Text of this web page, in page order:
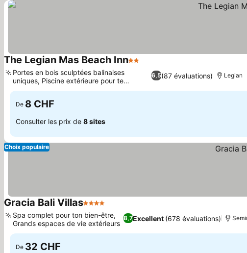
The Legian Mas Beach Inn2 Étoiles
6,5(87 évaluations)
Portes en bois sculptées balinaises
uniques, Piscine extérieure pour te
détendre
Legian
De 8 CHF
Consulter les prix de 8 sites
Choix populaire
Gracia Bali Villas4 Étoiles
8,7Excellent (678 évaluations)
Spa complet pour ton bien-être,
Grands espaces de vie extérieurs
De 32 CHF